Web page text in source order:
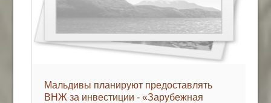
Мальдивы планируют предоставлять
ВНЖ за инвестиции - «Зарубежная